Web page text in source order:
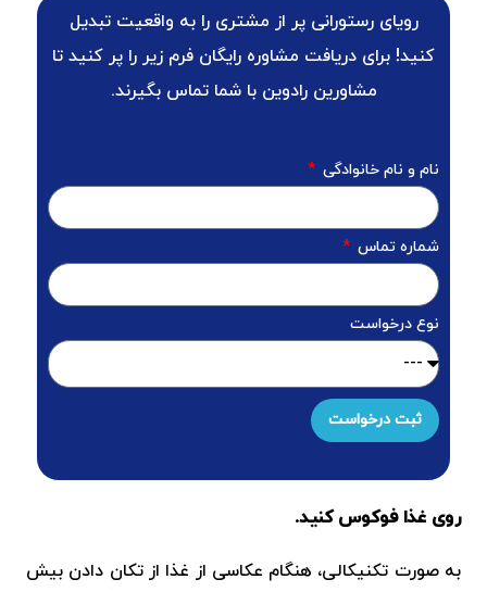
رویای رستورانی پر از مشتری را به واقعیت تبدیل
کنید! برای دریافت مشاوره رایگان فرم زیر را پر کنید تا
مشاورین رادوین با شما تماس بگیرند.
نام و نام خانوادگی
شماره تماس
نوع درخواست
ثبت درخواست
روی غذا فوکوس کنید.
به صورت تکنیکالی، هنگام عکاسی از غذا از تکان دادن بیش